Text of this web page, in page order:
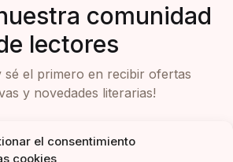
el consentimiento
cookies
comunidad
lectores
sé el primero en recibir ofertas
y novedades literarias!